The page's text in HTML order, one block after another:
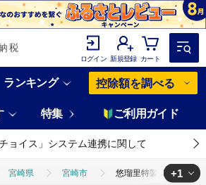
ログイン 新規登録 カート
ランキング 控除額を調べる
特集 ご利用ガイド
ョイス」システム連携に関して
宮崎県 宮崎市 悠瑠里特製餃子36個&
+1